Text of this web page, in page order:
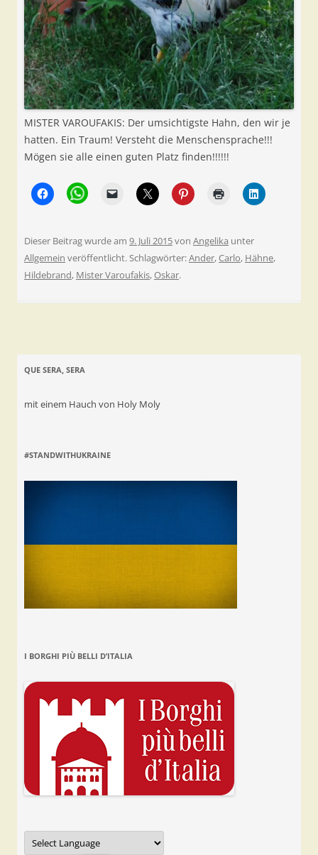
MISTER VAROUFAKIS: Der umsichtigste Hahn, den wir je
hatten. Ein Traum! Versteht die Menschensprache!!!
Mögen sie alle einen guten Platz finden!!!!!!
Dieser Beitrag wurde am 9. Juli 2015von Angelika unter
Allgemein veröffentlicht. Schlagwörter:Ander,Carlo, Hähne,
Hildebrand, Mister Varoufakis,Oskar.
QUE SERA, SERA
mit einem Hauch von Holy Moly
#STANDWITHUKRAINE
I BORGHI PIÙ BELLI D’ITALIA